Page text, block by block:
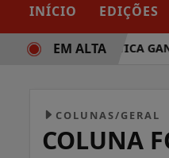
INÍCIO EDIÇÕES
POLÍTICA
EM ALTA
COLUNAS/GERAL
COLUNA